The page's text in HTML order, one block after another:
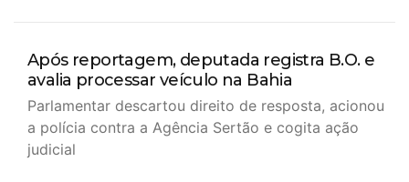
Após reportagem, deputada registra B.O. e
avalia processar veículo na Bahia
Parlamentar descartou direito de resposta, acionou
a polícia contra a Agência Sertão e cogita ação
judicial